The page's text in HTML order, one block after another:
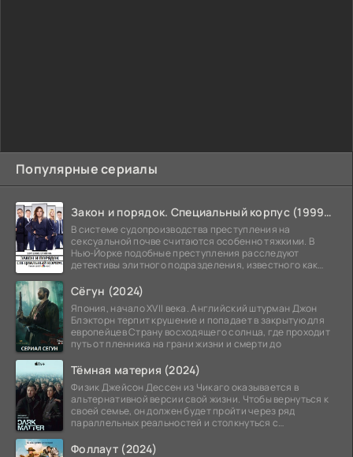
Популярные сериалы
Закон и порядок. Специальный корпус (1999-2026)
В системе судопроизводства преступления на
сексуальной почве считаются особенно тяжкими. В
Нью-Йорке подобные преступления расследуют
детективы элитного подразделения, известного как
Сёгун (2024)
Япония, начало XVII века. Английский штурман Джон
Блэкторн терпит крушение и попадает в закрытую для
европейцев Страну восходящего солнца, где проходит
путь от пленника на грани жизни и смерти до
Тёмная материя (2024)
Физик Джейсон Дессен из Чикаго оказывается в
альтернативной версии свой жизни. Чтобы вернуться к
своей семье, он должен будет пройти через ряд
параллельных реальностей и столкнуться с
Фоллаут (2024)